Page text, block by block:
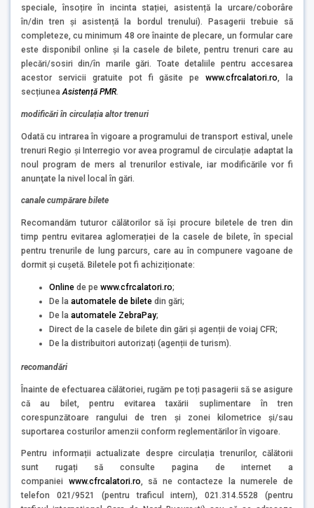
speciale, însoțire în incinta stației, asistență la urcare/coborâre
în/din tren și asistență la bordul trenului). Pasagerii trebuie să
completeze, cu minimum 48 ore înainte de plecare, un formular care
este disponibil online și la casele de bilete, pentru trenuri care au
plecări/sosiri din/în marile gări. Toate detaliile pentru accesarea
acestor servicii gratuite pot fi găsite pewww.cfrcalatori.ro, la
secțiuneaAsistență PMR.
modificări în circulația altor trenuri
Odată cu intrarea în vigoare a programului de transport estival, unele
trenuri Regio și Interregio vor avea programul de circulație adaptat la
noul program de mers al trenurilor estivale, iar modificările vor fi
anunţate la nivel local în gări.
canale cumpărare bilete
Recomandăm tuturor călătorilor să își procure biletele de tren din
timp pentru evitarea aglomerației de la casele de bilete, în special
pentru trenurile de lung parcurs, care au în compunere vagoane de
dormit și cușetă. Biletele pot fi achiziționate:
Online de pe www.cfrcalatori.ro;
De la automatele de bilete din gări;
De la automatele ZebraPay;
Direct de la casele de bilete din gări și agenții de voiaj CFR;
De la distribuitori autorizați (agenții de turism).
recomandări
Înainte de efectuarea călătoriei, rugăm pe toți pasagerii să se asigure
că au bilet, pentru evitarea taxării suplimentare în tren
corespunzătoare rangului de tren și zonei kilometrice și/sau
suportarea costurilor amenzii conform reglementărilor în vigoare.
Pentru informații actualizate despre circulația trenurilor, călătorii
sunt rugați să consulte pagina de internet a
companiei www.cfrcalatori.ro, să ne contacteze la numerele de
telefon 021/9521 (pentru traficul intern), 021.314.5528 (pentru